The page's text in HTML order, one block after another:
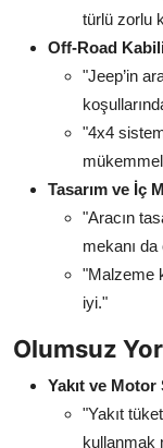
türlü zorlu
Off-Road
"Jeep’in
"4x4
Tasarım ve İç
"Aracın
mekanı
"Malzeme
iyi."
Olumsuz
Yakıt ve Motor
"Yakıt
kullanmak